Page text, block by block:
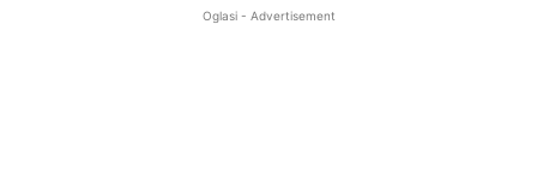
Oglasi - Advertisement